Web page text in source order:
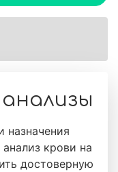
назначения
крови на
достоверную